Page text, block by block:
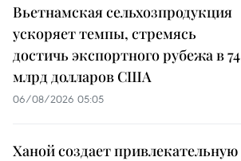
Вьетнамская сельхозпродукция
ускоряет темпы, стремясь
достичь экспортного рубежа в 74
млрд долларов США
06/08/2026 05:05
Ханой создает привлекательную